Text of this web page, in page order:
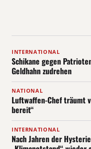
INTERNATIONAL
Schikane gegen
Geldhahn zudrehen
NATIONAL
Luftwaffen-Chef träumt
bereit“
INTERNATIONAL
Nach Jahren der